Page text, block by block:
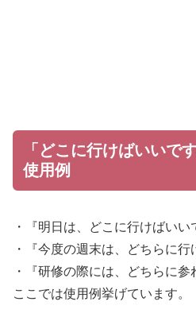
「どこに行けばいいで
使用例
・『明日は、どこに行けばいい
・『今度の週末は、どちらに行
・『研修の際には、どちらに参
ここでは使用例挙げています。